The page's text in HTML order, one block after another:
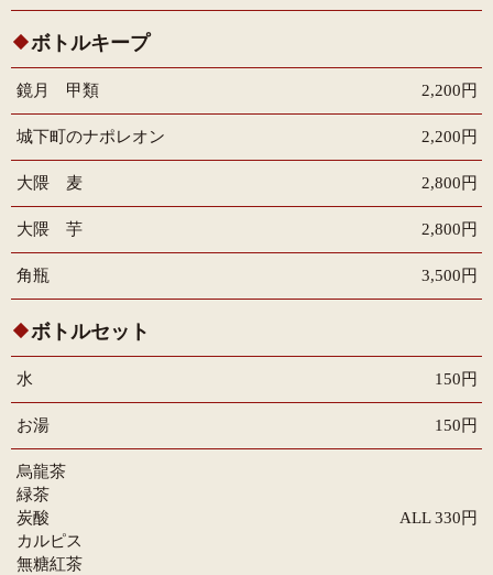
ボトルキープ
鏡月 甲類 2,200円
城下町のナポレオン 2,200円
大隈 麦 2,800円
大隈 芋 2,800円
角瓶 3,500円
ボトルセット
水 150円
お湯 150円
烏龍茶
緑茶
炭酸
カルピス
無糖紅茶
ALL 330円